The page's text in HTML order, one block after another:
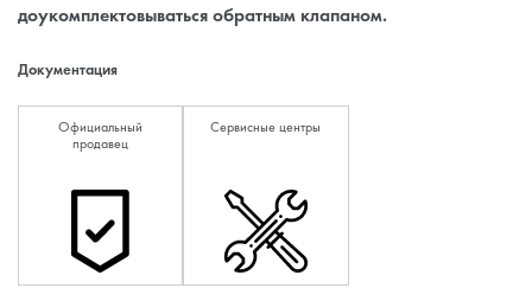
доукомплектовываться обратным клапаном.
Документация
Официальный
продавец
Сервисные центры